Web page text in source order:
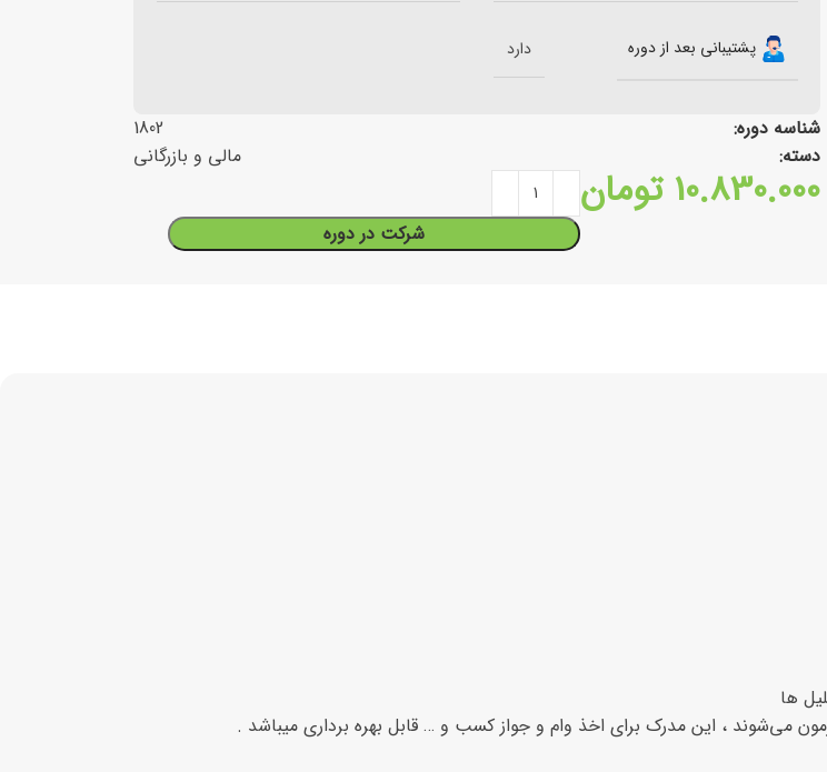
پشتیبانی بعد از دوره دارد
شناسه دوره:
1802
دسته:
مالی و بازرگانی
10.830.000 تومان
شرکت در دوره
ها
می‌شوند ، این مدرک برای اخذ وام و جواز کسب و … قابل بهره برداری میباشد .